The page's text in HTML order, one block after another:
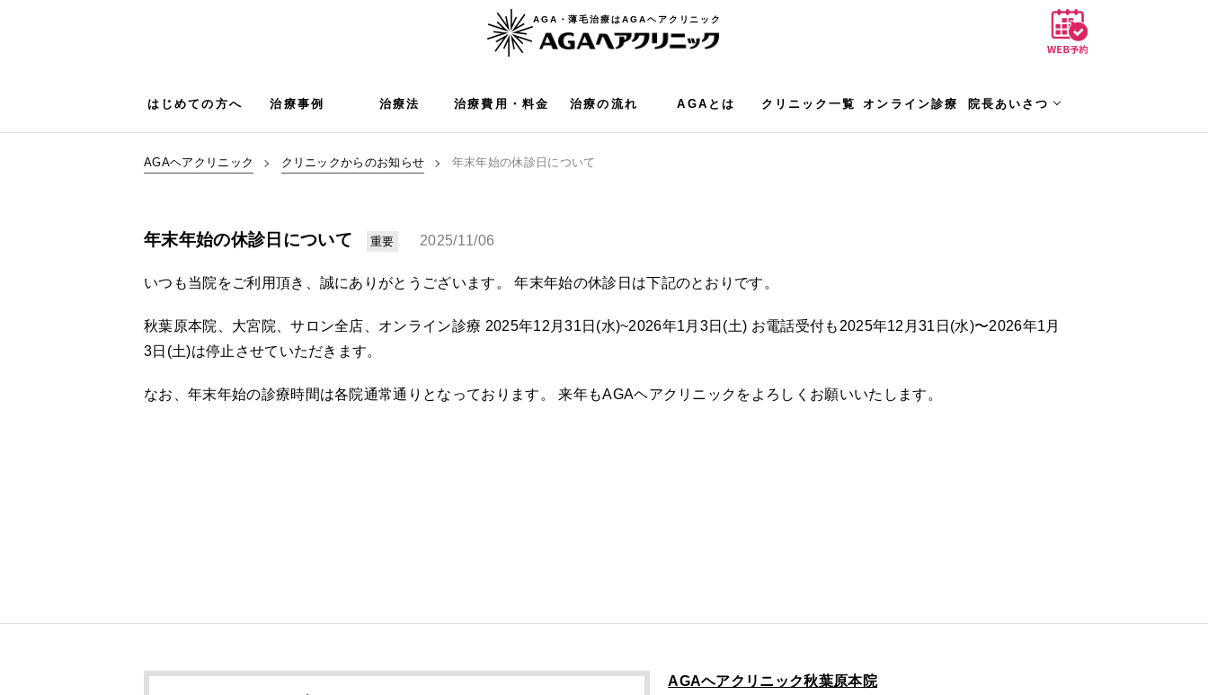
AGA・薄毛治療はAGAヘアクリニック
はじめての方へ 治療事例 治療法 治療費用・料金 治療の流れ AGAとは クリニック一覧 オンライン診療 院長あいさつ
AGAヘアクリニック クリニックからのお知らせ 年末年始の休診日について
年末年始の休診日について 重要 2025/11/06
いつも当院をご利用頂き、誠にありがとうございます。 年末年始の休診日は下記のとおりです。
秋葉原本院、大宮院、サロン全店、オンライン診療 2025年12月31日(水)~2026年1月3日(土) お電話受付も2025年12月31日(水)〜2026年1月
3日(土)は停止させていただきます。
なお、年末年始の診療時間は各院通常通りとなっております。 来年もAGAヘアクリニックをよろしくお願いいたします。
AGAヘアクリニック秋葉原本院